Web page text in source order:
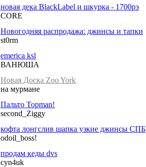
новая дека BlackLabel и шкурка - 1700рэ
CORE
Новогодняя распродажа: джинсы и тапки
st0rm
emerica ksl
ВАНЮША
Новая Доска Zoo York
на мурмане
Пальто Topman!
second_Ziggy
кофта лонгслив шапка узкие джинсы СПБ
odoil_boss!
продам кеды dvs
cyn4uk